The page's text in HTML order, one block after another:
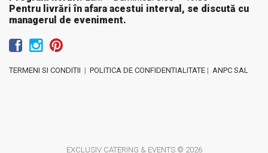
Pentru livrări în afara acestui interval, se discută cu
managerul de eveniment.
TERMENI SI CONDITII | POLITICA DE CONFIDENTIALITATE | ANPC SAL
EXCLUSIV CATERING & EVENTS © 2026